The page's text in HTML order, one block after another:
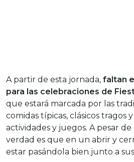
A partir de esta jornada, faltan
para las celebraciones de
que estará marcada por las
comidas típicas, clásicos tragos
actividades y juegos. A pesar
verdad es que en un abrir y
estar pasándola bien junto a